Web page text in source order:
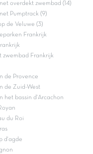
overdekt zwembad (14)
Pumptrack (9)
de Veluwe (3)
Frankrijk
zwembad Frankrijk
de Provence
de Zuid-West
het bassin d'Arcachon
du Roi
d'agde